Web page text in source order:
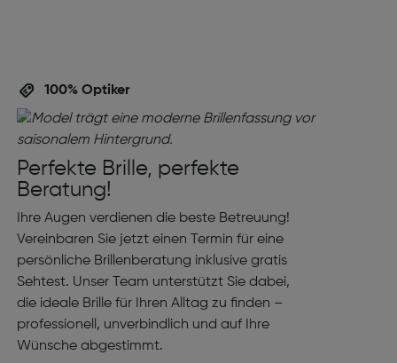
100% Optiker
Perfekte Brille, perfekte
Beratung!
Ihre Augen verdienen die beste Betreuung!
Vereinbaren Sie jetzt einen Termin für eine
persönliche Brillenberatung inklusive gratis
Sehtest. Unser Team unterstützt Sie dabei,
die ideale Brille für Ihren Alltag zu finden –
professionell, unverbindlich und auf Ihre
Wünsche abgestimmt.